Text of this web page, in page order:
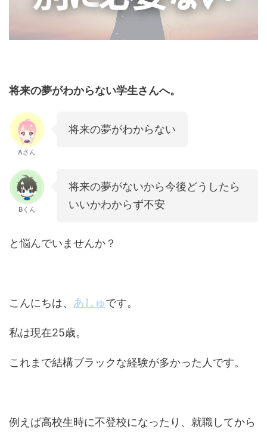
将来の夢がわからない学生さんへ。
Aさん
将来の夢がわからない
Bくん
将来の夢がないから今後どうしたら
いいかわからず不安
と悩んでいませんか？
こんにちは、 あしゅです。
私は現在25歳。
これまで結構ブラックな経験が多かった人です。
例えば高校生時に不登校になったり、就職してから